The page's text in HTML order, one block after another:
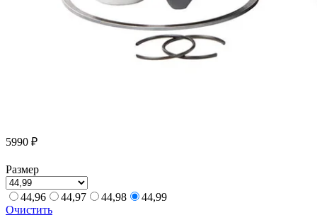
5990 ₽
Размер
44,96 44,97 44,98
44,99
Очистить